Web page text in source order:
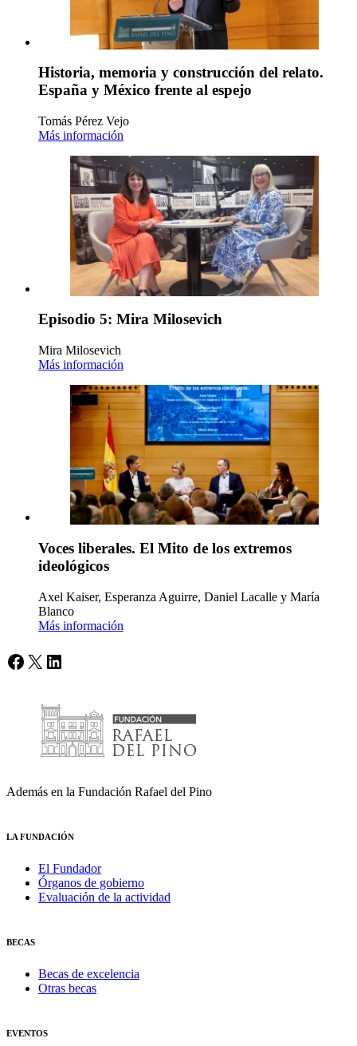
Historia, memoria y construcción del relato.
España y México frente al espejo
Tomás Pérez Vejo
Más información
Episodio 5: Mira Milosevich
Mira Milosevich
Más información
Voces liberales. El Mito de los extremos
ideológicos
Axel Kaiser, Esperanza Aguirre, Daniel Lacalle y María
Blanco
Más información
Facebook
X LinkedIn
Además en la Fundación Rafael del Pino
LA FUNDACIÓN
El Fundador
Órganos de gobierno
Evaluación de la actividad
BECAS
Becas de excelencia
Otras becas
EVENTOS